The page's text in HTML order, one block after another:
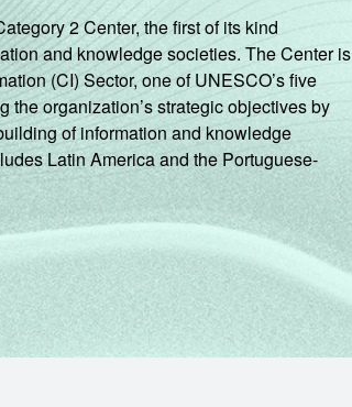
2 Center, the first of its kind
and knowledge societies. The Center is
(CI) Sector, one of UNESCO’s five
the organization’s strategic objectives by
of information and knowledge
Latin America and the Portuguese-